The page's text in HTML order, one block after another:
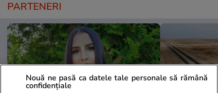
PARTENERI
Nouă ne pasă ca datele tale personale să rămână
confidențiale